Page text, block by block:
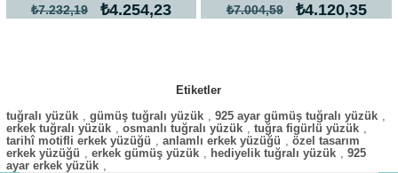
₺4.254,23
₺7.232,19 ₺4.120,35
₺7.004,59
Etiketler
tuğralı yüzük
gümüş tuğralı yüzük 925 ayar gümüş tuğralı yüzük
erkek tuğralı yüzük
osmanlı tuğralı yüzük tuğra figürlü yüzük
tarihî motifli erkek yüzüğü
anlamlı erkek yüzüğü
özel tasarım
erkek yüzüğü
erkek gümüş yüzük hediyelik tuğralı yüzük
925
ayar erkek yüzük